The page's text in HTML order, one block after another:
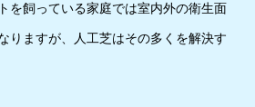
を飼っている家庭では室内外の衛生面
りますが、人工芝はその多くを解決す